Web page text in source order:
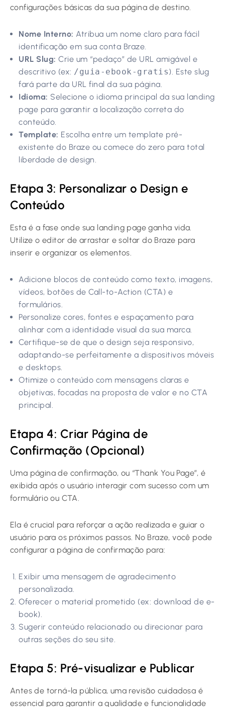
configurações básicas da sua página de destino.
Nome Interno: Atribua um nome claro para fácil
identificação em sua conta Braze.
URL Slug: Crie um “pedaço” de URL amigável e
descritivo (ex: /guia-ebook-gratis). Este slug
fará parte da URL final da sua página.
Idioma: Selecione o idioma principal da sua landing
page para garantir a localização correta do
conteúdo.
Template: Escolha entre um template pré-
existente do Braze ou comece do zero para total
liberdade de design.
Etapa 3: Personalizar o Design e
Conteúdo
Esta é a fase onde sua landing page ganha vida.
Utilize o editor de arrastar e soltar do Braze para
inserir e organizar os elementos.
Adicione blocos de conteúdo como texto, imagens,
vídeos, botões de Call-to-Action (CTA) e
formulários.
Personalize cores, fontes e espaçamento para
alinhar com a identidade visual da sua marca.
Certifique-se de que o design seja responsivo,
adaptando-se perfeitamente a dispositivos móveis
e desktops.
Otimize o conteúdo com mensagens claras e
objetivas, focadas na proposta de valor e no CTA
principal.
Etapa 4: Criar Página de
Confirmação (Opcional)
Uma página de confirmação, ou “Thank You Page”, é
exibida após o usuário interagir com sucesso com um
formulário ou CTA.
Ela é crucial para reforçar a ação realizada e guiar o
usuário para os próximos passos. No Braze, você pode
configurar a página de confirmação para:
Exibir uma mensagem de agradecimento
personalizada.
Oferecer o material prometido (ex: download de e-
book).
Sugerir conteúdo relacionado ou direcionar para
outras seções do seu site.
Etapa 5: Pré-visualizar e Publicar
Antes de torná-la pública, uma revisão cuidadosa é
essencial para garantir a qualidade e funcionalidade